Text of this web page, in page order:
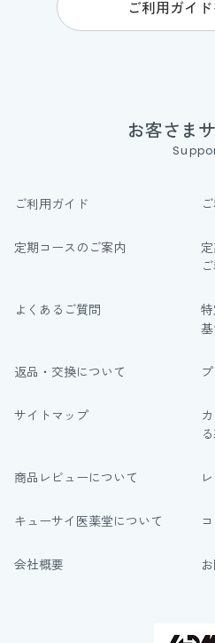
ご利用ガイ
お客さま
ご利用ガイド
定期コースのご案内
よくあるご質問
返品・交換について
サイトマップ
商品レビューについて
キューサイ医薬堂について
会社概要